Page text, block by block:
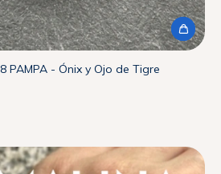
PAMPA - Ónix y Ojo de Tigre